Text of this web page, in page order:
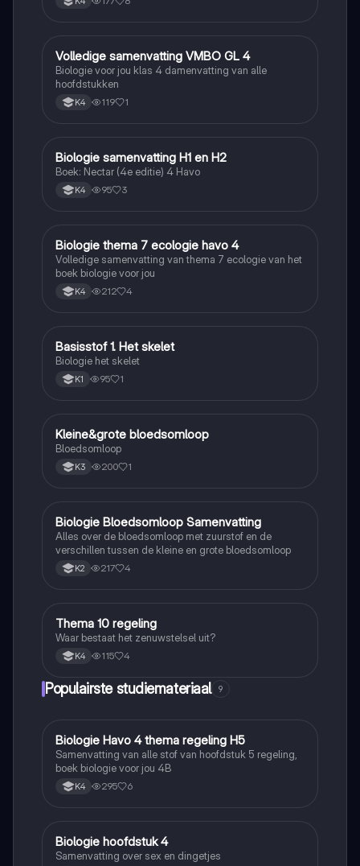
Biologie
Volledige samenvatting VMBO GL 4
Biologie voor jou klas 4 damenvatting van alle
hoofdstukken
K4 119 1
Biologie
Biologie samenvatting H1 en H2
Boek: Nectar (4e editie) 4 Havo
K4 95 3
Biologie
Biologie thema 7 ecologie havo 4
Volledige samenvatting van thema 7 ecologie van het
boek biologie voor jou
K4 212 4
Biologie
Basisstof 1. Het skelet
Biologie het skelet
K1 95 1
Biologie
Kleine&grote bloedsomloop
Bloedsomloop
K3 200 1
Biologie
Biologie Bloedsomloop Samenvatting
Alles over de bloedsomloop met zuurstof en de
verschillen tussen de kleine en grote bloedsomloop
K2 217 4
Biologie
Thema 10 regeling
Waar bestaat het zenuwstelsel uit?
K4 115 4
Populairste studiemateriaal 9
Biologie
Biologie Havo 4 thema regeling H5
Samenvatting van alle stof van hoofdstuk 5 regeling,
boek biologie voor jou 4B
K4 295 6
Biologie
Biologie hoofdstuk 4
Samenvatting over sex en dingetjes